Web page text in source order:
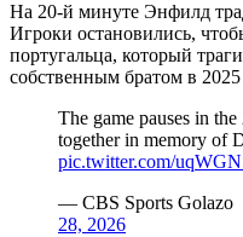
На 20-й минуте Энфилд
Игроки остановились,
португальца, который
собственным братом в 2025
The game pauses in
together in memory of
pic.twitter.com/
— CBS Sports Golazo
28, 2026